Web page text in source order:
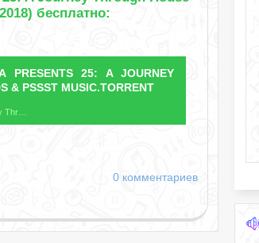
бесплатно:
PRESENTS 25: A JOURNEY
& PSSST MUSIC.TORRENT
0 комментариев